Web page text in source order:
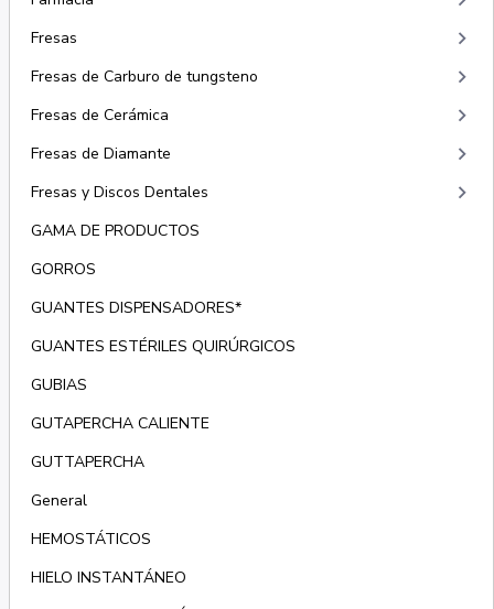
Fresas keyboard_arrow_right
Fresas de Carburo de tungsteno keyboard_arrow_right
Fresas de Cerámica keyboard_arrow_right
Fresas de Diamante keyboard_arrow_right
Fresas y Discos Dentales keyboard_arrow_right
GAMA DE PRODUCTOS
GORROS
GUANTES DISPENSADORES*
GUANTES ESTÉRILES QUIRÚRGICOS
GUBIAS
GUTAPERCHA CALIENTE
GUTTAPERCHA
General
HEMOSTÁTICOS
HIELO INSTANTÁNEO